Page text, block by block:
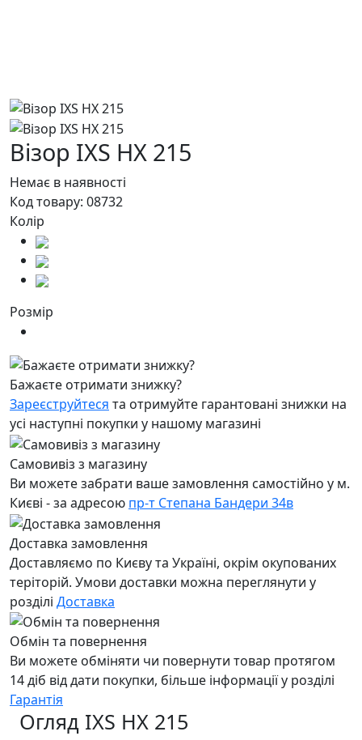
Візор IXS HX 215
Немає в наявності
Код товару: 08732
Колір
Розмір
Бажаєте отримати знижку?
Зареєструйтеся та отримуйте гарантовані знижки на
усі наступні покупки у нашому магазині
Самовивіз з магазину
Ви можете забрати ваше замовлення самостійно у м.
Києві - за адресою пр-т Степана Бандери 34в
Доставка замовлення
Доставляємо по Києву та Україні, окрім окупованих
теріторій. Умови доставки можна переглянути у
розділі Доставка
Обмін та повернення
Ви можете обміняти чи повернути товар протягом
14 діб від дати покупки, більше інформації у розділі
Гарантія
Огляд IXS HX 215